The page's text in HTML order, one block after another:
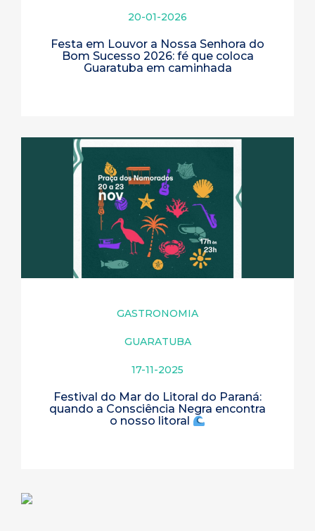
20-01-2026
Festa em Louvor a Nossa Senhora do
Bom Sucesso 2026: fé que coloca
Guaratuba em caminhada
GASTRONOMIA
GUARATUBA
17-11-2025
Festival do Mar do Litoral do Paraná:
quando a Consciência Negra encontra
o nosso litoral